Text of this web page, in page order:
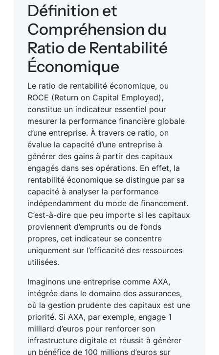
Définition et
Compréhension du
Ratio de Rentabilité
Économique
Le ratio de rentabilité économique, ou
ROCE (Return on Capital Employed),
constitue un indicateur essentiel pour
mesurer la performance financière globale
d’une entreprise. À travers ce ratio, on
évalue la capacité d’une entreprise à
générer des gains à partir des capitaux
engagés dans ses opérations. En effet, la
rentabilité économique se distingue par sa
capacité à analyser la performance
indépendamment du mode de financement.
C’est-à-dire que peu importe si les capitaux
proviennent d’emprunts ou de fonds
propres, cet indicateur se concentre
uniquement sur l’efficacité des ressources
utilisées.
Imaginons une entreprise comme AXA,
intégrée dans le domaine des assurances,
où la gestion prudente des capitaux est une
priorité. Si AXA, par exemple, engage 1
milliard d’euros pour renforcer son
infrastructure digitale et réussit à générer
un bénéfice de 100 millions d’euros sur